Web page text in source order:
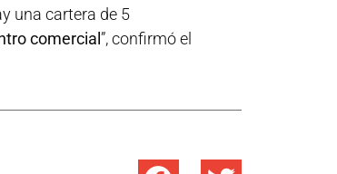
una cartera de 5
comercial”, confirmó el